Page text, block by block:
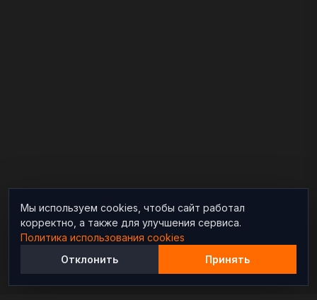
Мы используем cookies, чтобы сайт работал
корректно, а также для улучшения сервиса.
Политика использования cookies
Отклонить
Принять